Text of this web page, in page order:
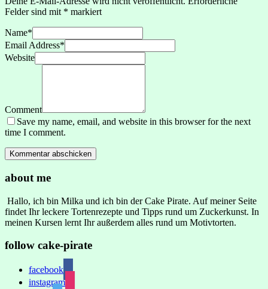
Felder sind mit * markiert
Name*
Email Address*
Website
Comment
Save my name, email, and website in this browser for the next
time I comment.
about me
Hallo, ich bin Milka und ich bin der Cake Pirate. Auf meiner Seite
findet Ihr leckere Tortenrezepte und Tipps rund um Zuckerkunst. In
meinen Kursen lernt Ihr außerdem alles rund um Motivtorten.
follow cake-pirate
facebook
instagram